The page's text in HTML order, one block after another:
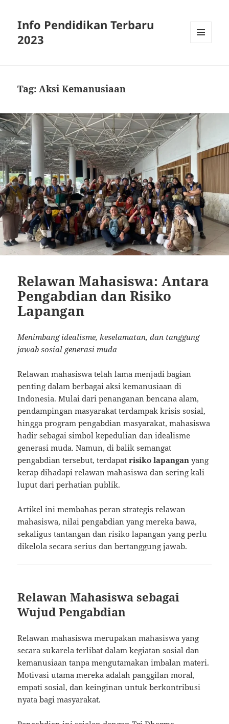
Info Pendidikan Terbaru
2023
Tag:Aksi Kemanusiaan
Relawan Mahasiswa: Antara
Pengabdian dan Risiko
Lapangan
Menimbang idealisme, keselamatan, dan tanggung
jawab sosial generasi muda
Relawan mahasiswa telah lama menjadi bagian
penting dalam berbagai aksi kemanusiaan di
Indonesia. Mulai dari penanganan bencana alam,
pendampingan masyarakat terdampak krisis sosial,
hingga program pengabdian masyarakat, mahasiswa
hadir sebagai simbol kepedulian dan idealisme
generasi muda. Namun, di balik semangat
pengabdian tersebut, terdapatrisiko lapangan yang
kerap dihadapi relawan mahasiswa dan sering kali
luput dari perhatian publik.
Artikel ini membahas peran strategis relawan
mahasiswa, nilai pengabdian yang mereka bawa,
sekaligus tantangan dan risiko lapangan yang perlu
dikelola secara serius dan bertanggung jawab.
Relawan Mahasiswa sebagai
Wujud Pengabdian
Relawan mahasiswa merupakan mahasiswa yang
secara sukarela terlibat dalam kegiatan sosial dan
kemanusiaan tanpa mengutamakan imbalan materi.
Motivasi utama mereka adalah panggilan moral,
empati sosial, dan keinginan untuk berkontribusi
nyata bagi masyarakat.